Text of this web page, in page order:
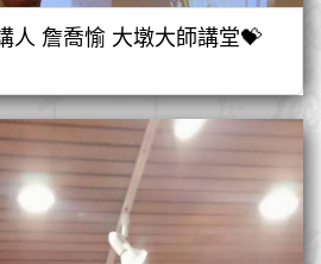
人 詹喬愉 大墩大師講堂💝